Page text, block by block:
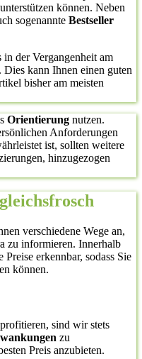
können. Neben
sogenannte Bestseller
der Vergangenheit am
kann Ihnen einen guten
bisher am meisten
Orientierung nutzen.
Anforderungen
ist, sollten weitere
hinzugezogen
verschiedene Wege an,
zu informieren. Innerhalb
erkennbar, sodass Sie
können.
sind wir stets
zu
Preis anzubieten.